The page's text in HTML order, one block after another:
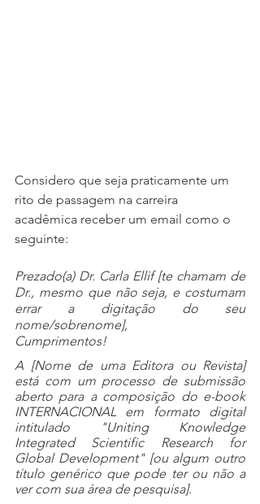
Considero que seja praticamente um
rito de passagem na carreira
acadêmica receber um email como o
seguinte:
Prezado(a) Dr. Carla Ellif [te chamam de
Dr., mesmo que não seja, e costumam
errar a digitação do seu
nome/sobrenome],
Cumprimentos!
A [Nome de uma Editora ou Revista]
está com um processo de submissão
aberto para a composição do e-book
INTERNACIONAL em formato digital
intitulado "Uniting Knowledge
Integrated Scientific Research for
Global Development" [ou algum outro
título genérico que pode ter ou não a
ver com sua área de pesquisa].